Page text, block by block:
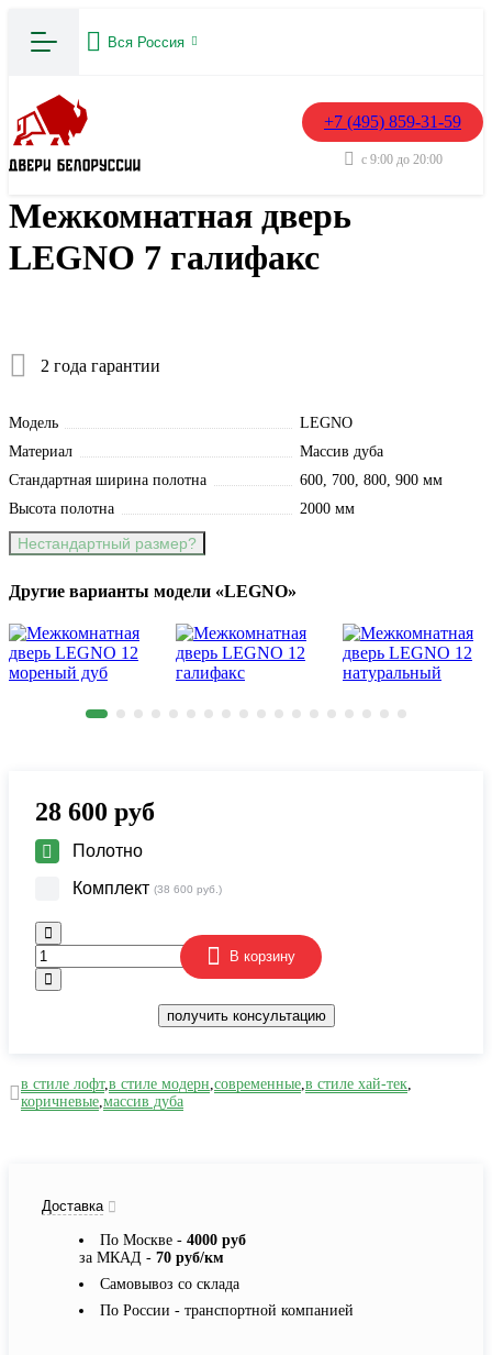
Вся Россия
+7 (495) 859-31-59
с 9:00 до 20:00
Межкомнатная дверь
LEGNO 7 галифакс
2 года гарантии
Модель
LEGNO
Материал
Массив дуба
Стандартная ширина полотна
600, 700, 800, 900 мм
Высота полотна
2000 мм
Нестандартный размер?
Другие варианты модели «LEGNO»
28 600 руб
Полотно
Комплект (38 600 руб.)
В корзину
получить консультацию
в стиле лофт,в стиле модерн,современные,в стиле хай-тек,
коричневые,массив дуба
Доставка
По Москве - 4000 руб
за МКАД - 70 руб/км
Самовывоз со склада
По России - транспортной компанией